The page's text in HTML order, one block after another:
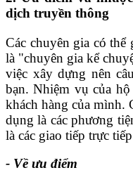
dịch truyền thông
Các chuyên gia có thể
là "chuyên gia kể
việc xây dựng nên
bạn. Nhiệm vụ của
khách hàng của mình.
dụng là các phương
là các giao tiếp trực
- Về ưu điểm